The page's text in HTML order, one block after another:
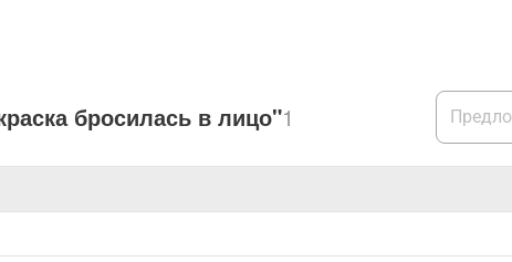
бросилась в лицо"1